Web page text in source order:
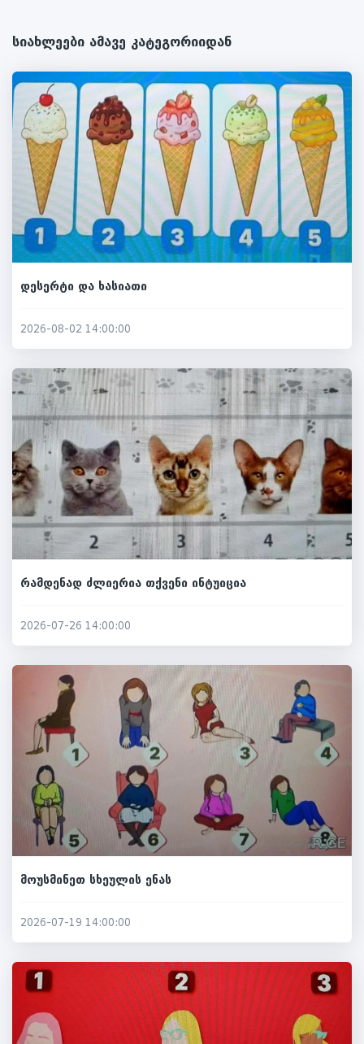
სიახლეები ამავე კატეგორიიდან
დესერტი და ხასიათი
2026-08-02 14:00:00
რამდენად ძლიერია თქვენი ინტუიცია
2026-07-26 14:00:00
მოუსმინეთ სხეულის ენას
2026-07-19 14:00:00